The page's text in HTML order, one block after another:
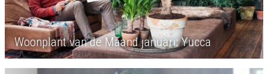
Woonplant van de Maand januari: Yucca